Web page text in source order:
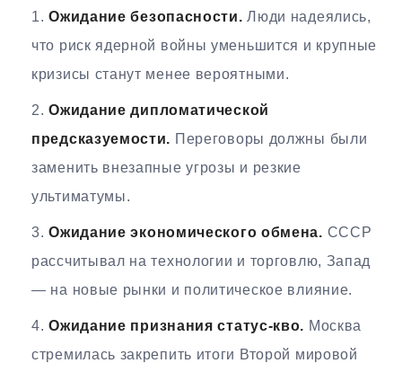
Ожидание безопасности. Люди надеялись,
что риск ядерной войны уменьшится и крупные
кризисы станут менее вероятными.
Ожидание дипломатической
предсказуемости. Переговоры должны были
заменить внезапные угрозы и резкие
ультиматумы.
Ожидание экономического обмена. СССР
рассчитывал на технологии и торговлю, Запад
— на новые рынки и политическое влияние.
Ожидание признания статус-кво. Москва
стремилась закрепить итоги Второй мировой